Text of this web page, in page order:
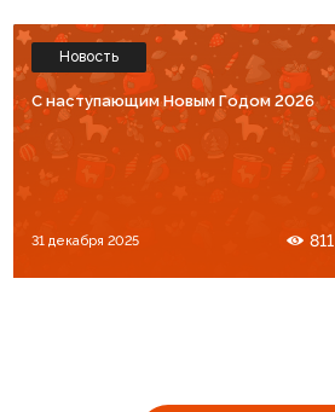
Новость
C наступающим Новым Годом 2026
31 декабря 2025 811